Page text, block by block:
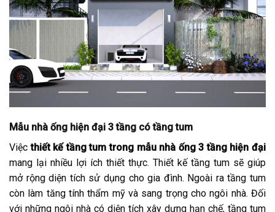
Mẫu nhà ống hiện đại 3 tầng có tầng tum
Việcthiết kế tầng tum trong mẫu nhà ống 3 tầng hiện đại
mang lại nhiều lợi ích thiết thực. Thiết kế tầng tum sẽ giúp
mở rộng diện tích sử dụng cho gia đình. Ngoài ra tầng tum
còn làm tăng tính thẩm mỹ và sang trọng cho ngôi nhà. Đối
với những ngôi nhà có diện tích xây dựng hạn chế, tầng tum